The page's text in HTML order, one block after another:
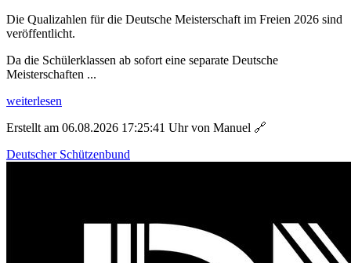
Die Qualizahlen für die Deutsche Meisterschaft im Freien 2026 sind
veröffentlicht.
Da die Schülerklassen ab sofort eine separate Deutsche
Meisterschaften ...
weiterlesen
Erstellt am 06.08.2026 17:25:41 Uhr von Manuel 🔗
Deutscher Schützenbund